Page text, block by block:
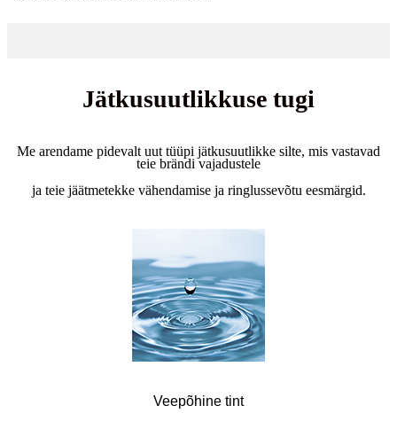
Jätkusuutlikkuse tugi
Me arendame pidevalt uut tüüpi jätkusuutlikke silte, mis vastavad
teie brändi vajadustele
ja teie jäätmetekke vähendamise ja ringlussevõtu eesmärgid.
Veepõhine tint